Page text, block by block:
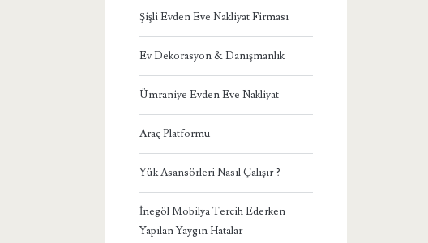
Şişli Evden Eve Nakliyat Firması
Ev Dekorasyon & Danışmanlık
Ümraniye Evden Eve Nakliyat
Araç Platformu
Yük Asansörleri Nasıl Çalışır ?
İnegöl Mobilya Tercih Ederken
Yapılan Yaygın Hatalar